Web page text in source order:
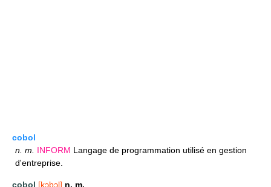
cobol
n. m. INFORM Langage de programmation utilisé en gestion
d'entreprise.
cobol [kɔbɔl] n. m.